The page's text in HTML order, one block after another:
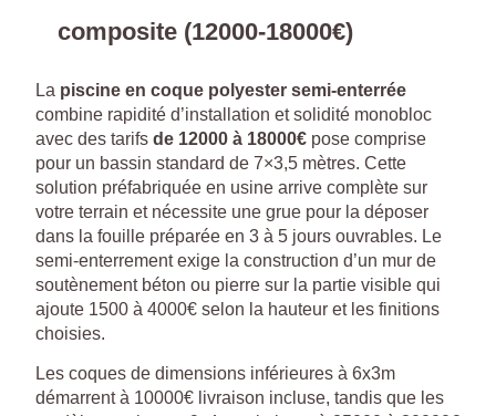
composite (12000-18000€)
La piscine en coque polyester semi-enterrée
combine rapidité d’installation et solidité monobloc
avec des tarifs de 12000 à 18000€ pose comprise
pour un bassin standard de 7×3,5 mètres. Cette
solution préfabriquée en usine arrive complète sur
votre terrain et nécessite une grue pour la déposer
dans la fouille préparée en 3 à 5 jours ouvrables. Le
semi-enterrement exige la construction d’un mur de
soutènement béton ou pierre sur la partie visible qui
ajoute 1500 à 4000€ selon la hauteur et les finitions
choisies.
Les coques de dimensions inférieures à 6x3m
démarrent à 10000€ livraison incluse, tandis que les